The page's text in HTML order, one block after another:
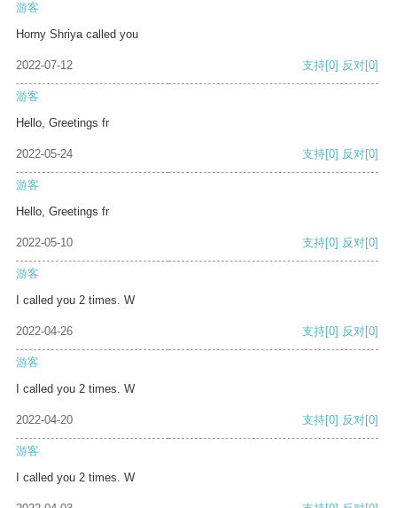
游客
Horny Shriya called you
2022-07-12 支持[0] 反对[0]
游客
Hello, Greetings fr
2022-05-24 支持[0] 反对[0]
游客
Hello, Greetings fr
2022-05-10 支持[0] 反对[0]
游客
I called you 2 times. W
2022-04-26 支持[0] 反对[0]
游客
I called you 2 times. W
2022-04-20 支持[0] 反对[0]
游客
I called you 2 times. W